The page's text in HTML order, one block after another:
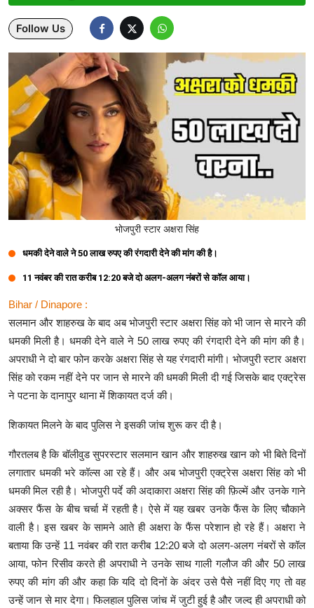
Lifestyle
Health
Development
Career
Literature
Tour & Travel
History Speaks
Follow Us
भोजपुरी स्टार अक्षरा सिंह
धमकी देने वाले ने 50 लाख रुपए की रंगदारी देने की मांग की है।
11 नवंबर की रात करीब 12:20 बजे दो अलग-अलग नंबरों से कॉल आया।
Bihar / Dinapore :
सलमान और शाहरुख के बाद अब भोजपुरी स्टार अक्षरा सिंह को भी जान से मारने की
धमकी मिली है। धमकी देने वाले ने 50 लाख रुपए की रंगदारी देने की मांग की है।
अपराधी ने दो बार फोन करके अक्षरा सिंह से यह रंगदारी मांगी। भोजपुरी स्टार अक्षरा
सिंह को रकम नहीं देने पर जान से मारने की धमकी मिली दी गई जिसके बाद एक्ट्रेस
ने पटना के दानापुर थाना में शिकायत दर्ज की।
शिकायत मिलने के बाद पुलिस ने इसकी जांच शुरू कर दी है।
गौरतलब है कि बॉलीवुड सुपरस्टार सलमान खान और शाहरुख खान को भी बिते दिनों
लगातार धमकी भरे कॉल्स आ रहे हैं। और अब भोजपुरी एक्ट्रेस अक्षरा सिंह को भी
धमकी मिल रही है। भोजपुरी पर्दे की अदाकारा अक्षरा सिंह की फ़िल्में और उनके गाने
अक्सर फैंस के बीच चर्चा में रहती है। ऐसे में यह खबर उनके फैंस के लिए चौकाने
वाली है। इस खबर के सामने आते ही अक्षरा के फैंस परेशान हो रहे हैं। अक्षरा ने
बताया कि उन्हें 11 नवंबर की रात करीब 12:20 बजे दो अलग-अलग नंबरों से कॉल
आया, फोन रिसीव करते ही अपराधी ने उनके साथ गाली गलौज की और 50 लाख
रुपए की मांग की और कहा कि यदि दो दिनों के अंदर उसे पैसे नहीं दिए गए तो वह
उन्हें जान से मार देगा। फिलहाल पुलिस जांच में जुटी हुई है और जल्द ही अपराधी को